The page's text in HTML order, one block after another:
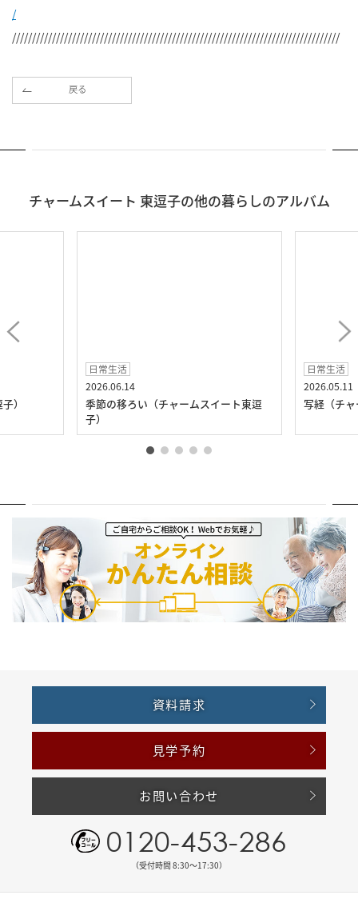
/
//////////////////////////////////////////////////////////////////////////////////
戻る
チャームスイート 東逗子の他の暮らしのアルバム
）
日常生活
2026.06.14
季節の移ろい（チャームスイート東逗
子）
日常生活
2026.05.11
写経（チ
資料請求
見学予約
お問い合わせ
0120-453-286
（受付時間 8:30〜17:30）